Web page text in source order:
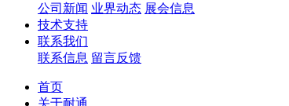
公司新闻 业界动态 展会信息
技术支持
联系我们
联系信息 留言反馈
首页
关于耐通